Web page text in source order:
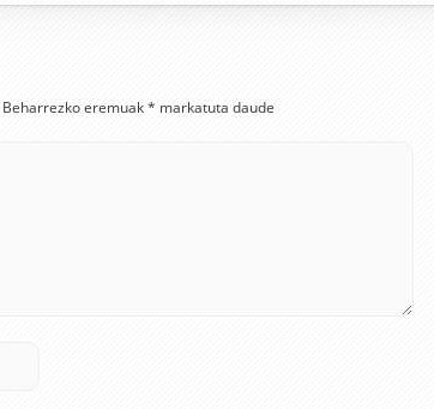
Beharrezko eremuak* markatuta daude